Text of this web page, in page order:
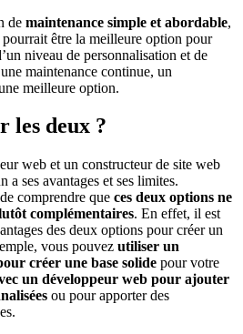
de maintenance simple et abordable,
être la meilleure option pour
niveau de personnalisation et de
maintenance continue, un
meilleure option.
les deux ?
web et un constructeur de site web
ses avantages et ses limites.
comprendre que ces deux options ne
complémentaires. En effet, il est
des deux options pour créer un
vous pouvez utiliser un
créer une base solide pour votre
un développeur web pour ajouter
ou pour apporter des